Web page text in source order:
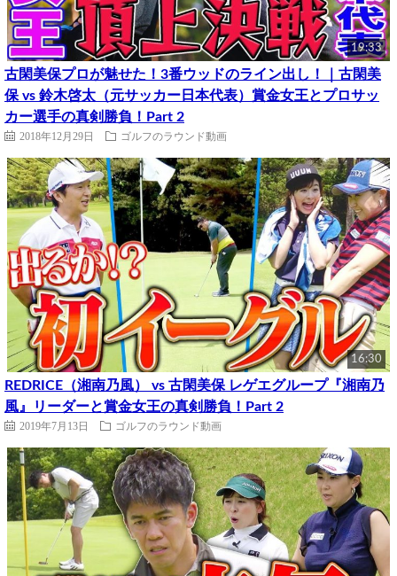
19:33
古閑美保プロが魅せた！3番ウッドのライン出し！｜古閑美
保 vs 鈴木啓太（元サッカー日本代表）賞金女王とプロサッ
カー選手の真剣勝負！Part 2
2018年12月29日 ゴルフのラウンド動画
16:30
REDRICE（湘南乃風） vs 古閑美保 レゲエグループ『湘南乃
風』リーダーと賞金女王の真剣勝負！Part 2
2019年7月13日 ゴルフのラウンド動画